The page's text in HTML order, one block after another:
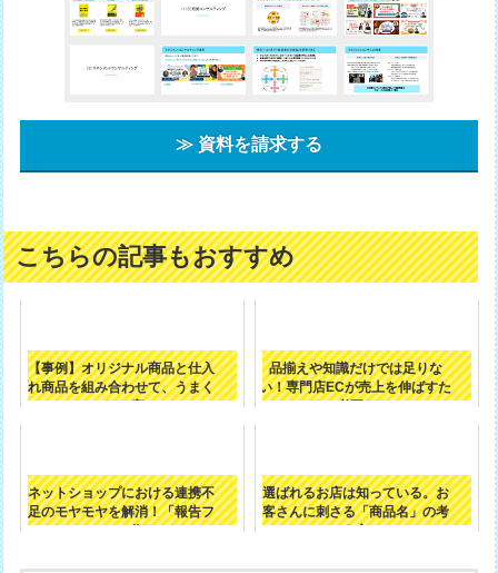
≫ 資料を請求する
こちらの記事もおすすめ
【事例】オリジナル商品と仕入
れ商品を組み合わせて、うまく
いったお店の...
品揃えや知識だけでは足りな
い！専門店ECが売上を伸ばすた
めに必要なも...
ネットショップにおける連携不
足のモヤモヤを解消！「報告フ
ロー」の作り...
選ばれるお店は知っている。お
客さんに刺さる「商品名」の考
え方